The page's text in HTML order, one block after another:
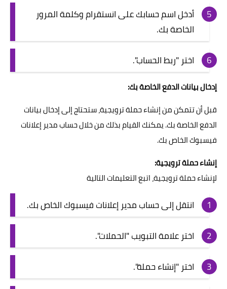
أدخل اسم حسابك على انستقرام وكلمة المرور
الخاصة بك.
اختر "ربط الحساب".
إدخال بيانات الدفع الخاصة بك:
قبل أن تتمكن من إنشاء حملة ترويجية، ستحتاج إلى إدخال بيانات
الدفع الخاصة بك. يمكنك القيام بذلك من خلال حساب مدير إعلانات
فيسبوك الخاص بك.
إنشاء حملة ترويجية:
لإنشاء حملة ترويجية، اتبع التعليمات التالية
انتقل إلى حساب مدير إعلانات فيسبوك الخاص بك.
اختر علامة التبويب "الحملات".
اختر "إنشاء حملة".